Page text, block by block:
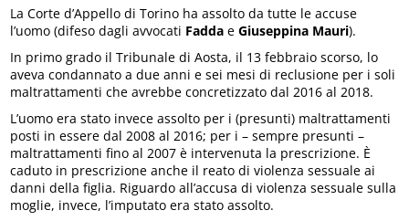
La Corte d’Appello di Torino ha assolto da tutte le accuse
l’uomo (difeso dagli avvocati Fadda eGiuseppina Mauri).
In primo grado il Tribunale di Aosta, il 13 febbraio scorso, lo
aveva condannato a due anni e sei mesi di reclusione per i soli
maltrattamenti che avrebbe concretizzato dal 2016 al 2018.
L’uomo era stato invece assolto per i (presunti) maltrattamenti
posti in essere dal 2008 al 2016; per i – sempre presunti –
maltrattamenti fino al 2007 è intervenuta la prescrizione. È
caduto in prescrizione anche il reato di violenza sessuale ai
danni della figlia. Riguardo all’accusa di violenza sessuale sulla
moglie, invece, l’imputato era stato assolto.